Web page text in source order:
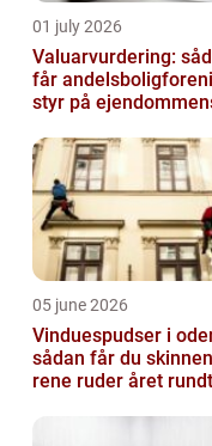
01 july 2026
Valuarvurdering:
får
styr på
05 june 2026
Vinduespudser i
sådan får du
rene ruder året rundt